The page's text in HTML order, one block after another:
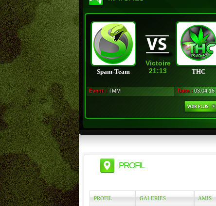
Spam-Team
Victoire
21:13
THC
Event : TMM Date : 03.04.16
PROFIL
PROFIL GALERIES AMIS